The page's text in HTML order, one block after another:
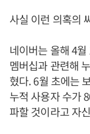
사실 이런 의혹의
네이버는 올해 4
멤버십과 관련해
혔다. 6월 초에는
누적 사용자 수가
파할 것이라고 자